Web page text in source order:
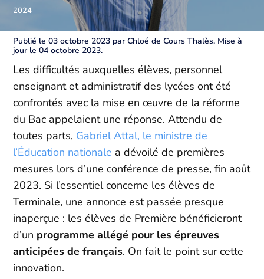
2024
Publié le 03 octobre 2023 par Chloé de Cours Thalès. Mise à
jour le 04 octobre 2023.
Les difficultés auxquelles élèves, personnel
enseignant et administratif des lycées ont été
confrontés avec la mise en œuvre de la réforme
du Bac appelaient une réponse. Attendu de
toutes parts, Gabriel Attal, le ministre de
l’Éducation nationale a dévoilé de premières
mesures lors d’une conférence de presse, fin août
2023. Si l’essentiel concerne les élèves de
Terminale, une annonce est passée presque
inaperçue : les élèves de Première bénéficieront
d’un programme allégé pour les épreuves
anticipées de français. On fait le point sur cette
innovation.